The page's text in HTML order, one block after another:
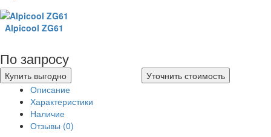
Alpicool ZG61
По запросу
Купить выгодно
Уточнить стоимость
Описание
Характеристики
Наличие
Отзывы (0)